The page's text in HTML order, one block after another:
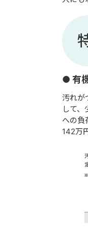
● 有
汚れが
して
への負
142万